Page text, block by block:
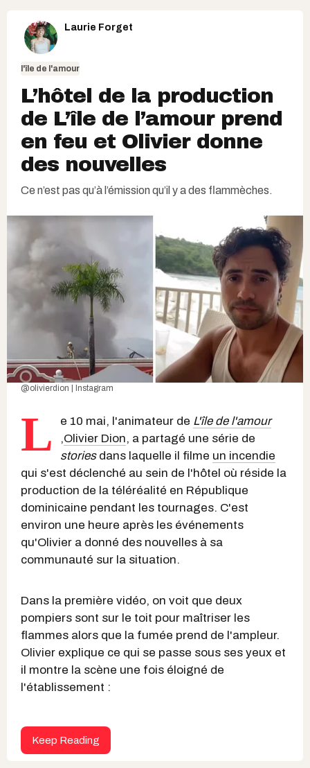
Laurie Forget
l'île de l'amour
L’hôtel de la production
de L’île de l’amour prend
en feu et Olivier donne
des nouvelles
Ce n’est pas qu’à l’émission qu’il y a des flammèches.
@olivierdion | Instagram
L e 10 mai, l'animateur de L'île de l'amour
,Olivier Dion, a partagé une série de
storiesdans laquelle il filme un incendie
qui s'est déclenché au sein de l'hôtel où réside la
production de la téléréalité en République
dominicaine pendant les tournages. C'est
environ une heure après les événements
qu'Olivier a donné des nouvelles à sa
communauté sur la situation.
Dans la première vidéo, on voit que deux
pompiers sont sur le toit pour maîtriser les
flammes alors que la fumée prend de l'ampleur.
Olivier explique ce qui se passe sous ses yeux et
il montre la scène une fois éloigné de
l'établissement :
Keep Reading